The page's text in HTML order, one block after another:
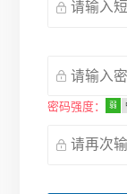
密码强度： 弱